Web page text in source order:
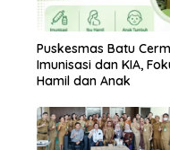
Puskesmas Batu
Imunisasi dan KIA,
Hamil dan Anak